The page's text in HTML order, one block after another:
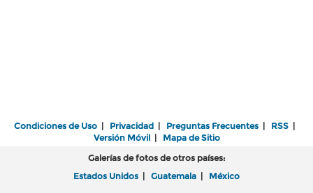
Condiciones de Uso | Privacidad | Preguntas Frecuentes | RSS |
Versión Móvil| Mapa de Sitio
Galerías de fotos de otros países:
Estados Unidos | Guatemala | México